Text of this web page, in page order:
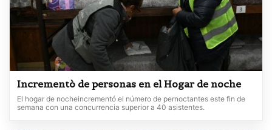
Incrementò de personas en el Hogar de noche
El hogar de nocheincrementó el número de pernoctantes este fin de
semana con una concurrencia superior a 40 asistentes.